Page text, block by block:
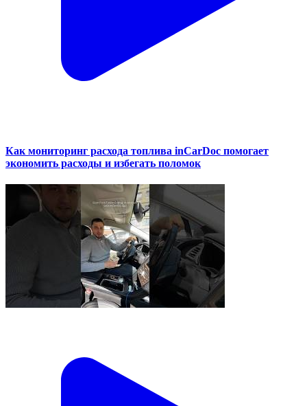
Как мониторинг расхода топлива inCarDoc помогает
экономить расходы и избегать поломок